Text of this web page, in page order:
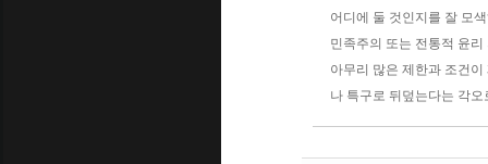
어디에 둘 것인지를 잘 모
민족주의 또는 전통적 윤
아무리 많은 제한과 조건
나 특구로 뒤덮는다는 각